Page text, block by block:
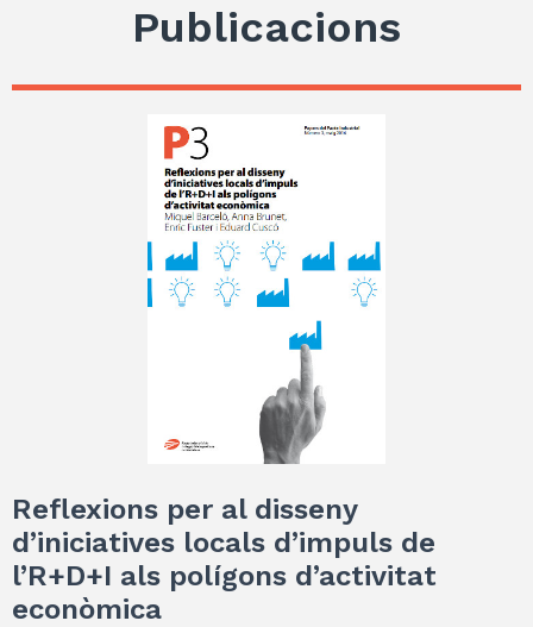
Publicacions
Reflexions per al disseny
d’iniciatives locals d’impuls de
l’R+D+I als polígons d’activitat
econòmica